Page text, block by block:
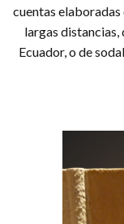
cuentas
largas
Ecuador, o de